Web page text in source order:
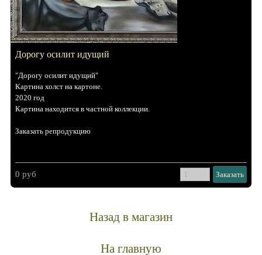
Дорогу осилит идущий
"Дорогу осилит идущий"
Картина холст на картоне.
2020 год
Картина находится в частной коллекции.
Заказать репродукцию
0 руб Заказать
Назад в магазин
На главную